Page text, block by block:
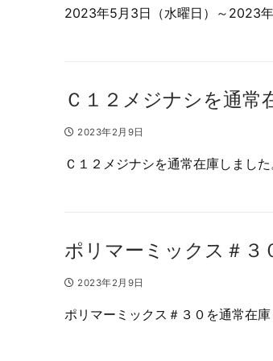
2023年5月3日（水曜日）～2023
Ｃ１２メジナシを通常
2023年2月9日
Ｃ１２メジナシを通常在庫しまし
ポリマーミックス＃３
2023年2月9日
ポリマーミックス＃３０を通常在